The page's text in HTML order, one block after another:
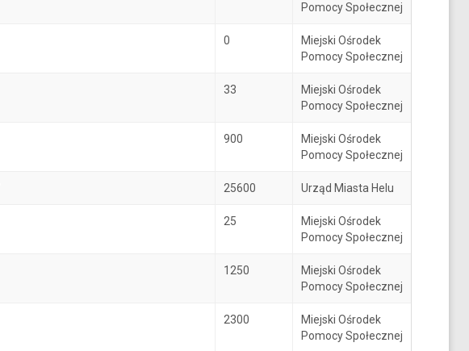
Pomocy Społecznej
0
Miejski Ośrodek
Pomocy Społecznej
33
Miejski Ośrodek
Pomocy Społecznej
900
Miejski Ośrodek
Pomocy Społecznej
25600 Urząd Miasta Helu
25
Miejski Ośrodek
Pomocy Społecznej
1250
Miejski Ośrodek
Pomocy Społecznej
2300
Miejski Ośrodek
Pomocy Społecznej